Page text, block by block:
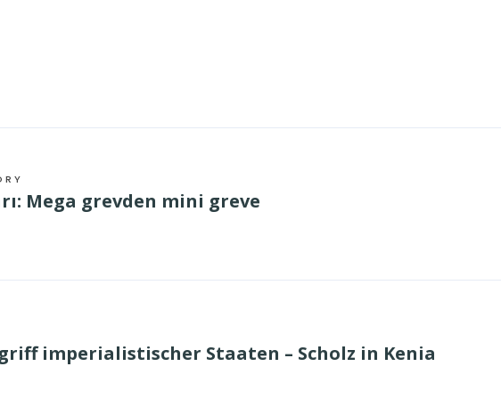
Mega grevden mini greve
imperialistischer Staaten – Scholz in Kenia